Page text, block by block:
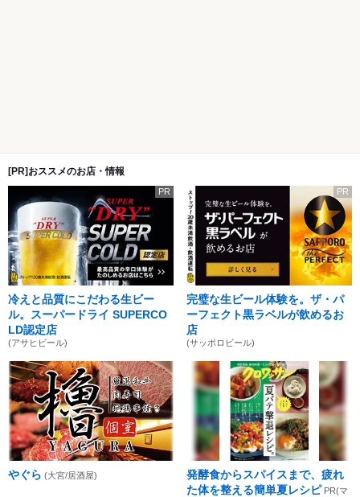
[PR]おススメのお店・情報
PR
冷えと品質にこだわる生ビー
ル。スーパードライ SUPERCO
LD認定店
(アサヒビール)
PR
完璧な生ビール体験を。ザ・パ
ーフェクト黒ラベルが飲めるお
店
(サッポロビール)
やぐら (大宮/居酒屋)
発酵食からスパイスまで、疲れ
た体を整える簡単夏レシピ PR(マ